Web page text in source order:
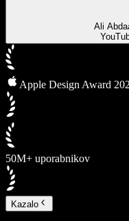
Ali
Apple Design Award
50M+ uporabnikov
Kazalo